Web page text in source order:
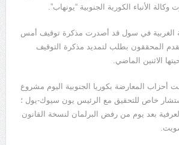
الأنباء الكورية الجنوبية “يونهاب”.
الغربية في سول قد أصدرت مذكرة توقيف أمس
تقدم المحققون بطلب لتمديد مذكرة التوقيف
الاثنين الماضي.
المعارضة بكوريا الجنوبية اليوم مشروع
خاص للتحقيق مع الرئيس يون سيوك-يول ؛
بعد يوم من رفض البرلمان لنسخة القانون